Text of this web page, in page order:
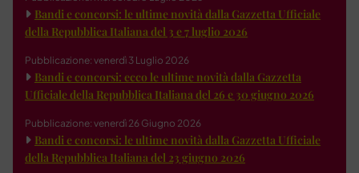
Bandi e concorsi: le ultime novità dalla Gazzetta Ufficiale
della Repubblica Italiana del 3 e 7 luglio 2026
Pubblicazione: venerdì 3 Luglio 2026
Bandi e concorsi: ecco le ultime novità dalla Gazzetta
Ufficiale della Repubblica Italiana del 26 e 30 giugno 2026
Pubblicazione: venerdì 26 Giugno 2026
Bandi e concorsi: le ultime novità dalla Gazzetta Ufficiale
della Repubblica Italiana del 23 giugno 2026